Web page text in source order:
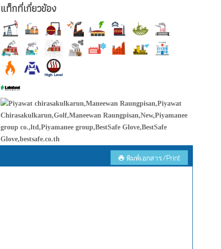
แท็กที่เกี่ยวข้อง
พิมพ์เอกสาร/Print